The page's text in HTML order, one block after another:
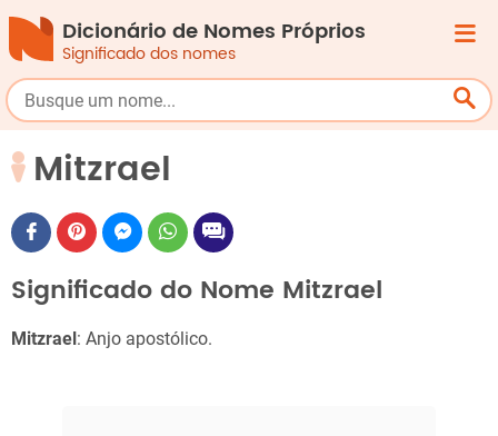
Dicionário de Nomes Próprios
Significado dos nomes
Mitzrael
Significado do Nome Mitzrael
Mitzrael : Anjo apostólico.